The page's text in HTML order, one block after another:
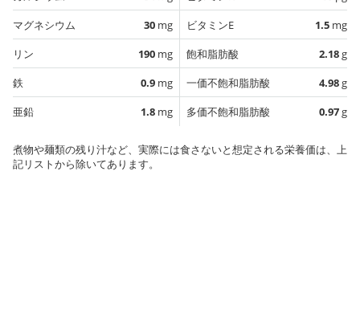
マグネシウム
30 mg
リン
190 mg
鉄
0.9 mg
亜鉛
1.8 mg
ビタミンE
1.5 mg
飽和脂肪酸
2.18g
一価不飽和脂肪酸
4.98g
多価不飽和脂肪酸
0.97g
煮物や麺類の残り汁など、実際には食さないと想定される栄養価は、上
記リストから除いてあります。